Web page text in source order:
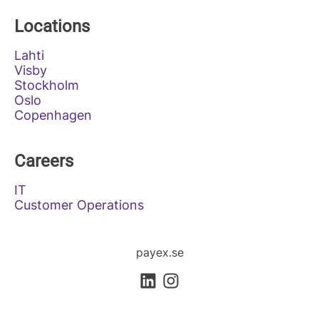
Locations
Lahti
Visby
Stockholm
Oslo
Copenhagen
Careers
IT
Customer Operations
payex.se